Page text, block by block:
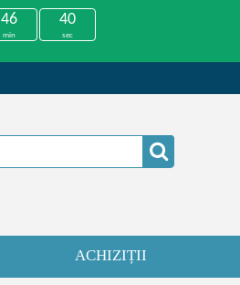
46
min
39
sec
ACHIZIȚII